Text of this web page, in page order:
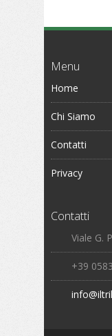
Menu
Home
Chi Siamo
Contatti
Privacy
Contatti
Viale G.
+39